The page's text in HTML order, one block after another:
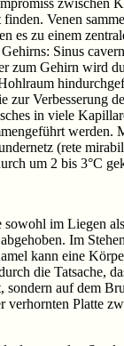
zwischen
finden. Venen
es zu einem
Sinus
zum Gehirn wird
zur Verbesserung
in viele
werden.
(rete
um 2 bis 3°C
sowohl im Liegen
Im
kann eine
die Tatsache,
sondern auf dem
verhornten Platte